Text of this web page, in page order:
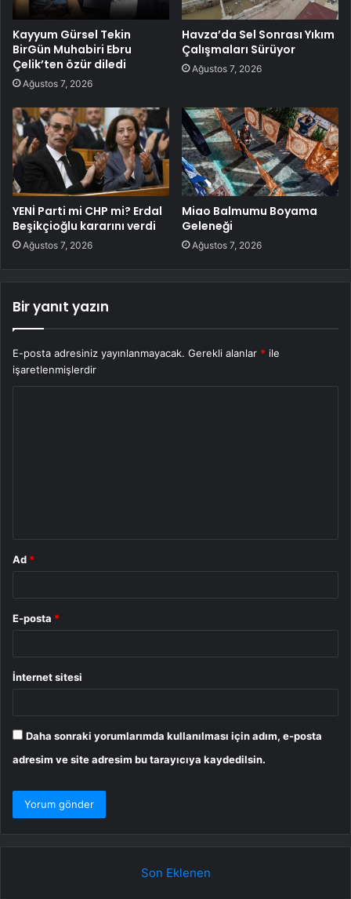
Kayyum Gürsel Tekin
BirGün Muhabiri Ebru
Çelik’ten özür diledi
Ağustos 7, 2026
Havza’da Sel Sonrası Yıkım
Çalışmaları Sürüyor
Ağustos 7, 2026
YENİ Parti mi CHP mi? Erdal
Beşikçioğlu kararını verdi
Ağustos 7, 2026
Miao Balmumu Boyama
Geleneği
Ağustos 7, 2026
Bir yanıt yazın
E-posta adresiniz yayınlanmayacak. Gerekli alanlar * ile
işaretlenmişlerdir
Ad *
E-posta *
İnternet sitesi
Daha sonraki yorumlarımda kullanılması için adım, e-posta
adresim ve site adresim bu tarayıcıya kaydedilsin.
Son Eklenen